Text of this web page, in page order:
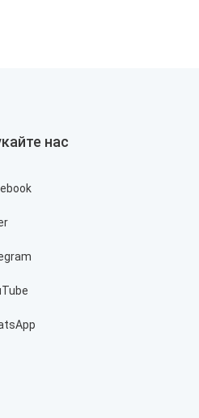
Остерігайтеся собака
пороштовою фарбою (білий
впливу атмосферних чинників,
нас